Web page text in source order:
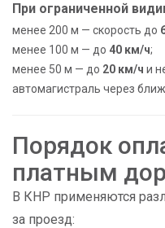
При ограниченной
менее 200 м — скорость до
менее 100 м — до 40 км/ч;
менее 50 м — до 20 км/ч и
автомагистраль через
Порядок
платным
В КНР применяются
за проезд: